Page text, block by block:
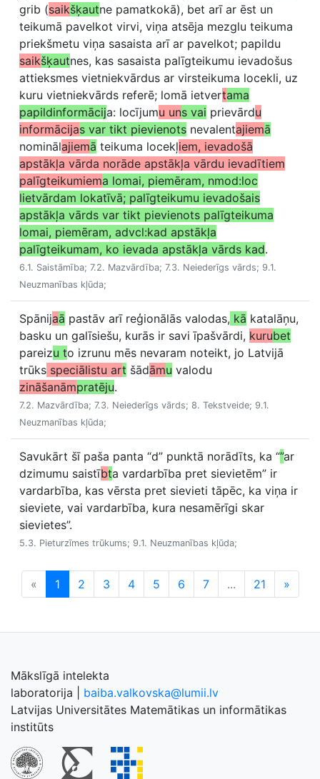
grib (saikšķautne pamatkokā), bet arī ar ēst un
teikumā pavelkot virvi, viņa atsēja mezglu teikuma
priekšmetu viņa sasaista arī ar pavelkot; papildu
saikšķautnes, kas sasaista palīgteikumu ievadošus
attieksmes vietniekvārdus ar virsteikuma locekli, uz
kuru vietniekvārds referē; lomā ietvertama
papildinformācija: locījumu uns vai prievārdu
informācijas var tikt pievienots nevalentajiemā
nominālajiemā teikuma locekļiem, ievadošā
apstākļa vārda norāde apstākļa vārdu ievadītiem
palīgteikumiema lomai, piemēram, nmod:loc
lietvārdam lokatīvā; palīgteikumu ievadošais
apstākļa vārds var tikt pievienots palīgteikuma
lomai, piemēram, advcl:kad apstākļa
palīgteikumam, ko ievada apstākļa vārds kad.
6.1. Saistāmība; 7.2. Mazvārdība; 7.3. Neiederīgs vārds; 9.1.
Neuzmanības kļūda;
Spānijaā pastāv arī reģionālās valodas, kā katalāņu,
basku un galīsiešu, kurās ir savi īpašvārdi, kurubet
pareizu to izrunu mēs nevaram noteikt, jo Latvijā
trūks speciālistu art šādāmu valodu
zināšanāmpratēju.
7.2. Mazvārdība; 7.3. Neiederīgs vārds; 8. Tekstveide; 9.1.
Neuzmanības kļūda;
Savukārt šī paša panta “d” punktā norādīts, ka “”ar
dzimumu saistībta vardarbība pret sievietēm” ir
vardarbība, kas vērsta pret sievieti tāpēc, ka viņa ir
sieviete, vai vardarbība, kura nesamērīgi skar
sievietes”.
5.3. Pieturzīmes trūkums; 9.1. Neuzmanības kļūda;
« 1 2 3 4 5 6 7 ... 21 »
Mākslīgā intelekta
laboratorija
baiba.valkovska@lumii.lv
Latvijas Universitātes Matemātikas un informātikas
institūts